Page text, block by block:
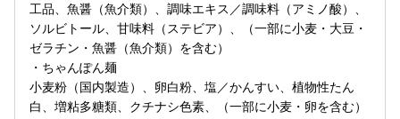
工品、魚醤（魚介類）、調味エキス／調味料（アミノ酸）、
ソルビトール、甘味料（ステビア）、（一部に小麦・大豆・
ゼラチン・魚醤（魚介類）を含む）
・ちゃんぽん麺
小麦粉（国内製造）、卵白粉、塩／かんすい、植物性たん
白、増粘多糖類、クチナシ色素、（一部に小麦・卵を含む）